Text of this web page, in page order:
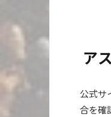
ア
公式サ
合を確